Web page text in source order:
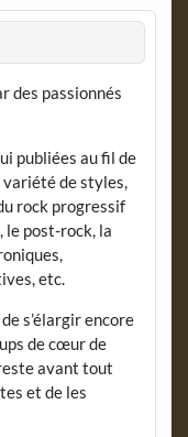
des passionnés
publiées au fil de
variété de styles,
rock progressif
le post-rock, la
etc.
s’élargir encore
de cœur de
avant tout
et de les